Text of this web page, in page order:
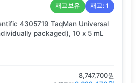
재고보유 재고:1
4305719 TaqMan Universal
packaged), 10 x 5 mL
8,747,700원